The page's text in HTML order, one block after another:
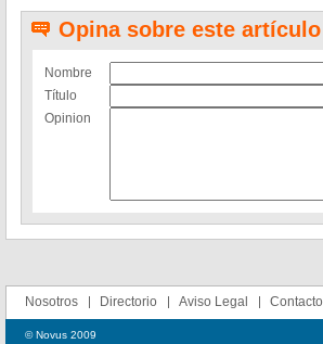
Opina sobre este artículo
Nombre
Título
Opinion
Nosotros Directorio Aviso Legal Contacto
© Novus 2009